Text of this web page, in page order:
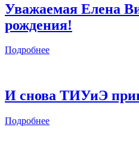
Уважаемая Елена
рождения!
Подробнее
И снова ТИУиЭ
Подробнее